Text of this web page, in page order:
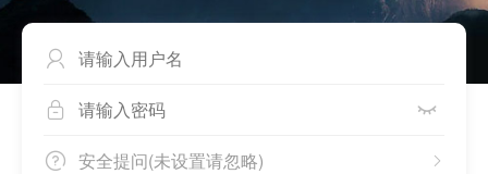

 
 
安全提问(未设置请忽略)